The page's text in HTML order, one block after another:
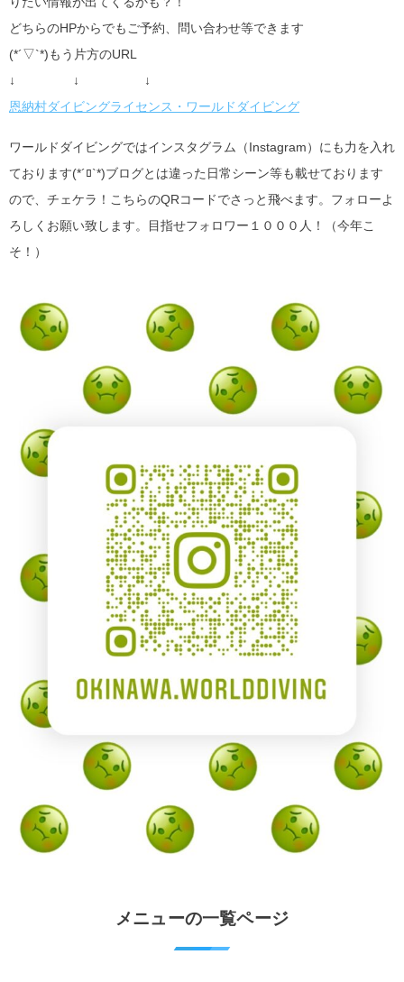
どちらのHPからでもご予約、問い合わせ等できます
(*´▽`*)もう片方のURL
↓ ↓ ↓
恩納村ダイビングライセンス・ワールドダイビング
ワールドダイビングではインスタグラム（Instagram）にも力を入れ
ております(*´ﾛ`*)ブログとは違った日常シーン等も載せております
ので、チェケラ！こちらのQRコードでさっと飛べます。フォローよ
ろしくお願い致します。目指せフォロワー１０００人！（今年こ
そ！）
メニューの一覧ページ